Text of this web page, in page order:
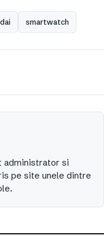
smartwatch
administrator si
pe site unele dintre